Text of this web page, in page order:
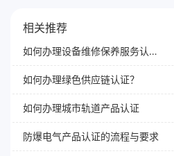
相关推荐
如何办理设备维修保养服务认证？
如何办理绿色供应链认证？
如何办理城市轨道产品认证
防爆电气产品认证的流程与要求